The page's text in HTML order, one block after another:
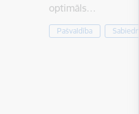
optimāls…
Pašvaldība